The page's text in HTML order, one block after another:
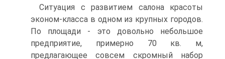
Ситуация с развитием салона красоты
эконом-класса в одном из крупных городов.
По площади - это довольно небольшое
предприятие, примерно 70 кв. м,
предлагающее совсем скромный набор